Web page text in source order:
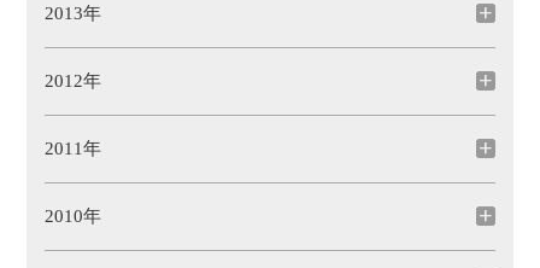
2013年
2012年
2011年
2010年